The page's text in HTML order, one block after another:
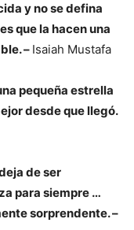
y no se defina
que la hacen una
– Isaiah Mustafa
pequeña estrella
desde que llegó.
de ser
para siempre …
sorprendente. –